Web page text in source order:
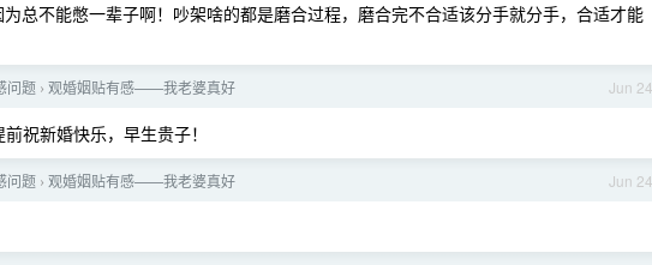
总不能憋一辈子啊！吵架啥的都是磨合过程，磨合完不合适该分手就分手，合适才能
Jun 24
问题 › 观婚姻贴有感——我老婆真好
祝新婚快乐，早生贵子！
Jun 24
问题 › 观婚姻贴有感——我老婆真好